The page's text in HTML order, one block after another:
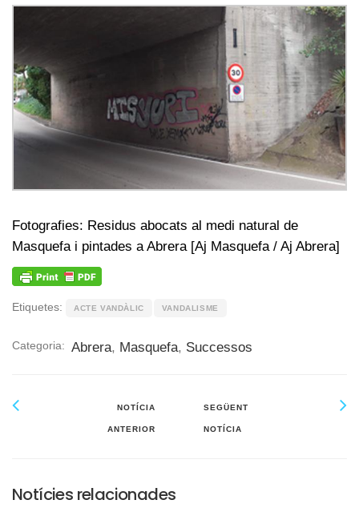
Fotografies: Residus abocats al medi natural de
Masquefa i pintades a Abrera [Aj Masquefa / Aj Abrera]
Etiquetes: ACTE VANDÀLIC VANDALISME
Categoria: Abrera, Masquefa, Successos
NOTÍCIA
ANTERIOR
SEGÜENT
NOTÍCIA
Notícies relacionades